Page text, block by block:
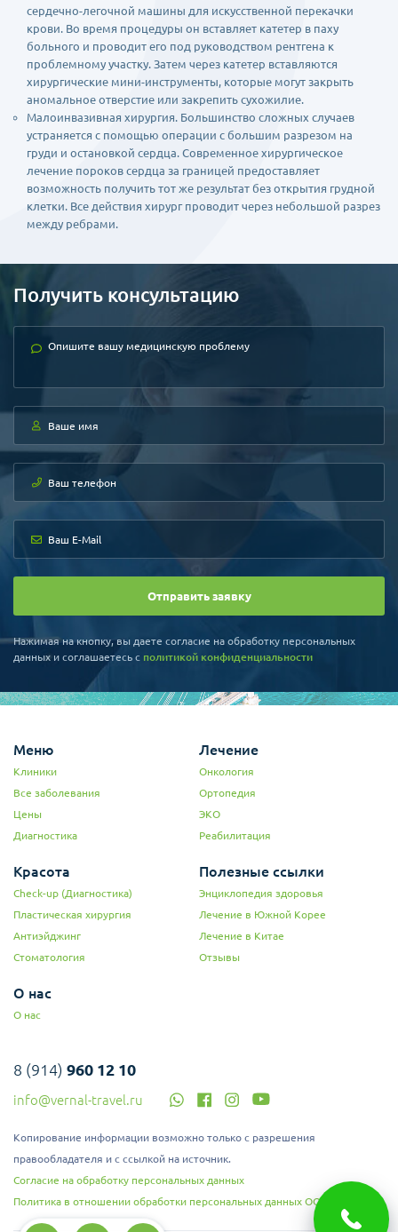
сердечно-легочной машины для искусственной перекачки
крови. Во время процедуры он вставляет катетер в паху
больного и проводит его под руководством рентгена к
проблемному участку. Затем через катетер вставляются
хирургические мини-инструменты, которые могут закрыть
аномальное отверстие или закрепить сухожилие.
Малоинвазивная хирургия. Большинство сложных случаев
устраняется с помощью операции с большим разрезом на
груди и остановкой сердца. Современное хирургическое
лечение пороков сердца за границей предоставляет
возможность получить тот же результат без открытия грудной
клетки. Все действия хирург проводит через небольшой разрез
между ребрами.
Получить консультацию
Отправить заявку
Нажимая на кнопку, вы даете согласие на обработку персональных
данных и соглашаетесь c политикой конфиденциальности
Меню
Клиники
Все заболевания
Цены
Диагностика
Лечение
Онкология
Ортопедия
ЭКО
Реабилитация
Красота
Check-up (Диагностика)
Пластическая хирургия
Антиэйджинг
Стоматология
Полезные ссылки
Энциклопедия здоровья
Лечение в Южной Корее
Лечение в Китае
Отзывы
О нас
О нас
8 (914) 960 12 10
info@vernal-travel.ru
Копирование информации возможно только с разрешения
правообладателя и с ссылкой на источник.
Согласие на обработку персональных данных
Политика в отношении обработки персональных данных ООО "Верналь"